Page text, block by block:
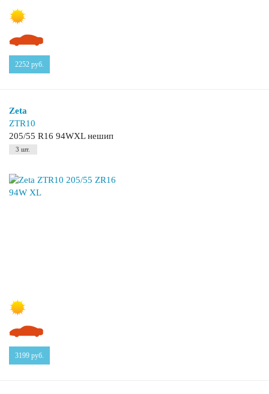
2252 руб.
Zeta
ZTR10
205/55 R16 94WXL нешип
3 шт.
3199 руб.